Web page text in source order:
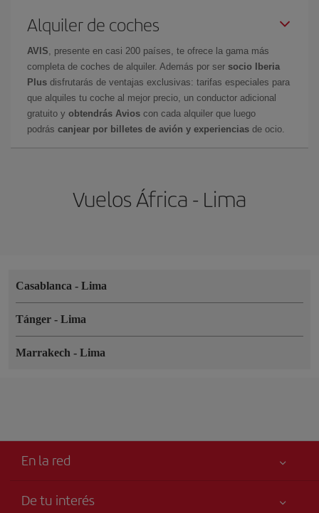
Alquiler de coches
AVIS , presente en casi 200 países, te ofrece la gama más
completa de coches de alquiler. Además por ser socio Iberia
Plus disfrutarás de ventajas exclusivas: tarifas especiales para
que alquiles tu coche al mejor precio, un conductor adicional
gratuito y obtendrás Avios con cada alquiler que luego
podrás canjear por billetes de avión y experiencias de ocio.
Vuelos África - Lima
Casablanca - Lima
Tánger - Lima
Marrakech - Lima
En la red
De tu interés